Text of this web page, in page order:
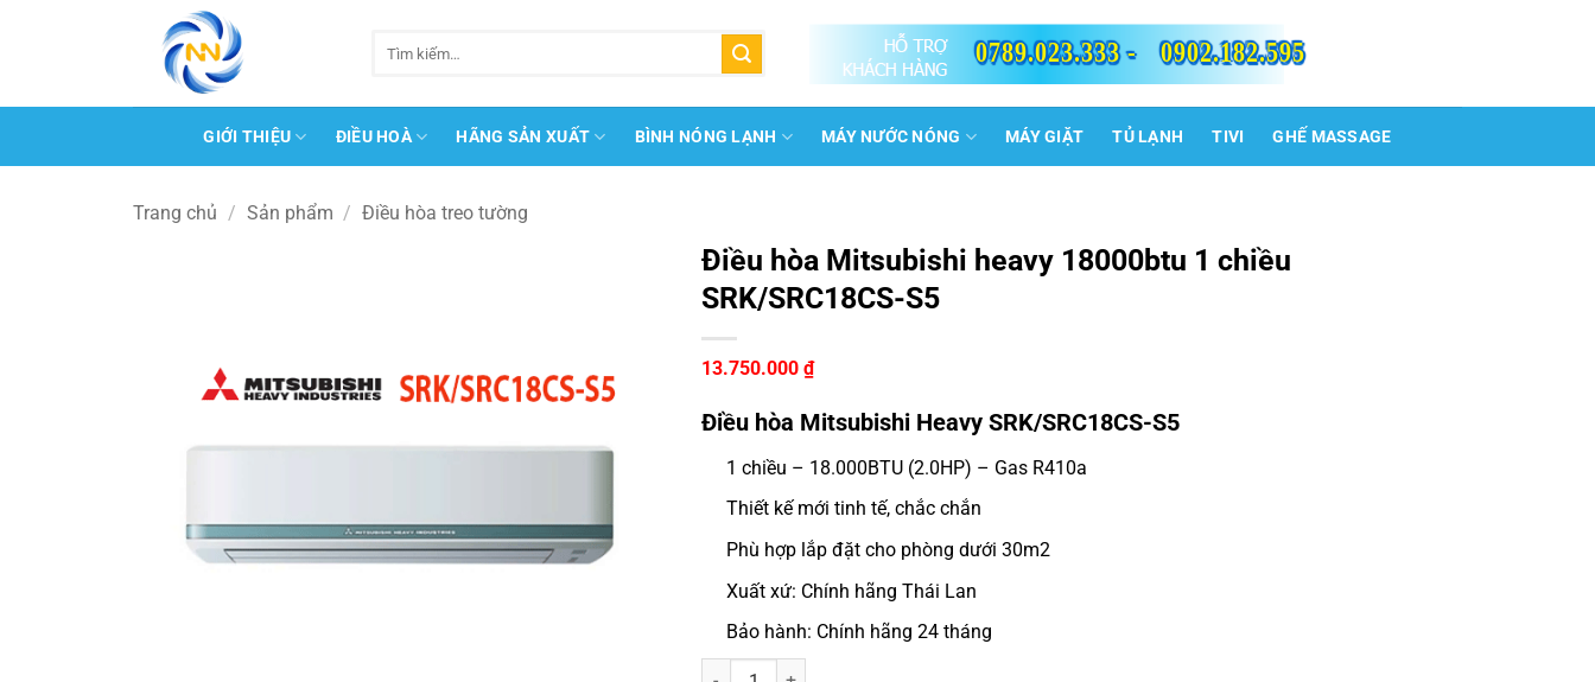
dung
0789.023.333 - 0902.182.595
GIỚI THIỆU ĐIỀU HOÀ HÃNG SẢN XUẤT BÌNH NÓNG LẠNH MÁY NƯỚC NÓNG MÁY GIẶT TỦ LẠNH TIVI GHẾ MASSAGE
Trang chủ / Sản phẩm / Điều hòa treo tường
Điều hòa Mitsubishi heavy 18000btu 1 chiều
SRK/SRC18CS-S5
13.750.000₫
Điều hòa Mitsubishi Heavy SRK/SRC18CS-S5
1 chiều – 18.000BTU (2.0HP) – Gas R410a
Thiết kế mới tinh tế, chắc chắn
Phù hợp lắp đặt cho phòng dưới 30m2
Xuất xứ: Chính hãng Thái Lan
Bảo hành: Chính hãng 24 tháng
Điều hòa Mitsubishi heavy 18000btu 1 chiều SRK/SRC18CS-S5 số lượng